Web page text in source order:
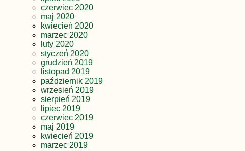
czerwiec 2020
maj 2020
kwiecień 2020
marzec 2020
luty 2020
styczeń 2020
grudzień 2019
listopad 2019
październik 2019
wrzesień 2019
sierpień 2019
lipiec 2019
czerwiec 2019
maj 2019
kwiecień 2019
marzec 2019